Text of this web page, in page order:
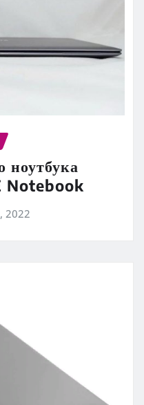
ноутбука
Notebook
2022